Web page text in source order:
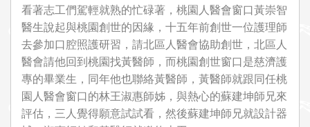
看著志工們駕輕就熟的忙碌著，桃園人醫會窗口黃崇智
醫生說起與桃園創世的因緣，十五年前創世一位護理師
去參加口腔照護研習，請北區人醫會協助創世，北區人
醫會請他回到桃園找黃醫師，而桃園創世窗口是慈濟護
專的畢業生，同年他也聯絡黃醫師，黃醫師就跟同任桃
園人醫會窗口的林王淑惠師姊，與熱心的蘇建坤師兄來
評估，三人覺得願意試試看，然後蘇建坤師兄就設計器